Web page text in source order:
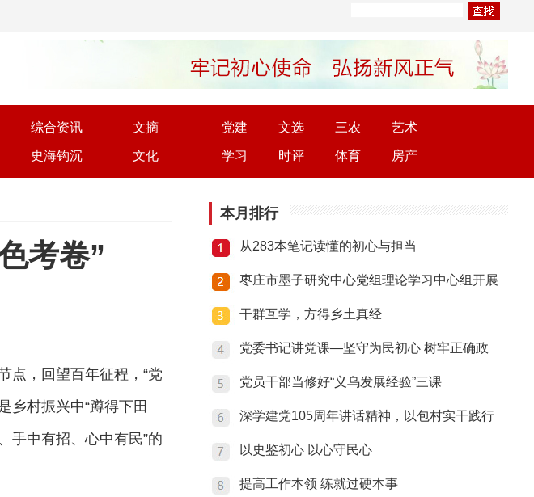
综合资讯 文摘
史海钩沉 文化
党建 文选 三农 艺术
学习 时评 体育 房产
考卷”
点，回望百年征程，“党
乡村振兴中“蹲得下田
手中有招、心中有民”的
本月排行
从283本笔记读懂的初心与担当
枣庄市墨子研究中心党组理论学习中心组开展
干群互学，方得乡土真经
党委书记讲党课—坚守为民初心 树牢正确政
党员干部当修好“义乌发展经验”三课
深学建党105周年讲话精神，以包村实干践行
以史鉴初心 以心守民心
提高工作本领 练就过硬本事